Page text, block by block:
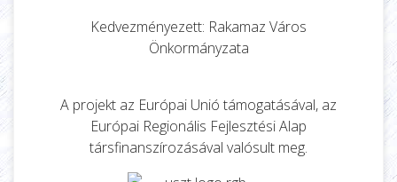
Kedvezményezett: Rakamaz Város
Önkormányzata
A projekt az Európai Unió támogatásával, az
Európai Regionális Fejlesztési Alap
társfinanszírozásával valósult meg.